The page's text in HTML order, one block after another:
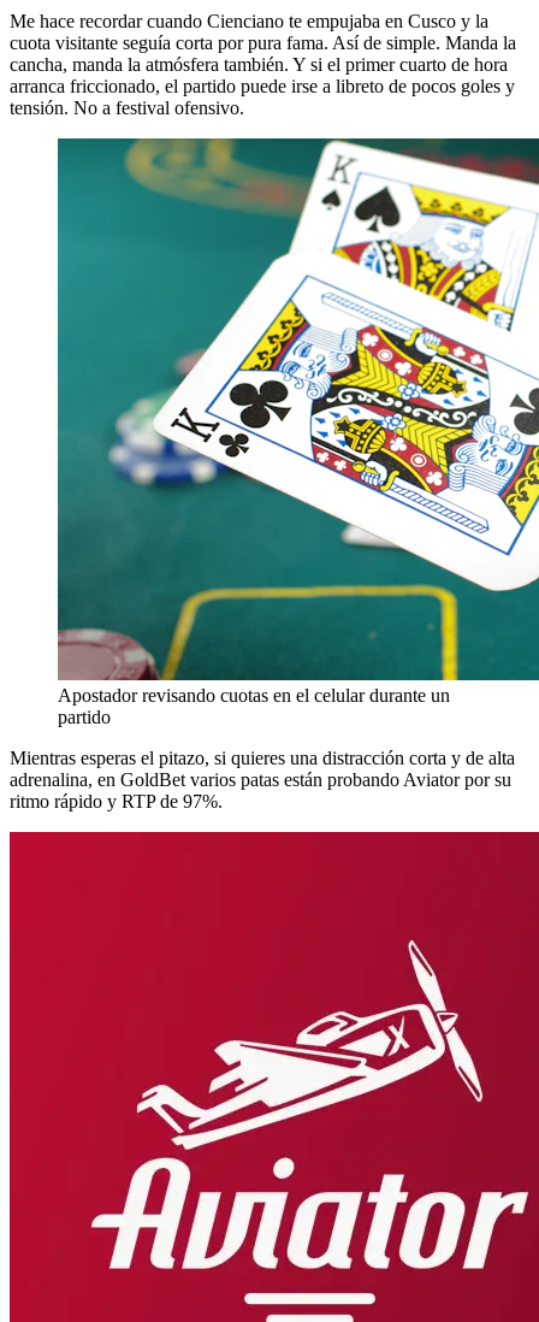
Me hace recordar cuando Cienciano te empujaba en Cusco y la
cuota visitante seguía corta por pura fama. Así de simple. Manda la
cancha, manda la atmósfera también. Y si el primer cuarto de hora
arranca friccionado, el partido puede irse a libreto de pocos goles y
tensión. No a festival ofensivo.
Apostador revisando cuotas en el celular durante un
partido
Mientras esperas el pitazo, si quieres una distracción corta y de alta
adrenalina, en GoldBet varios patas están probando Aviator por su
ritmo rápido y RTP de 97%.